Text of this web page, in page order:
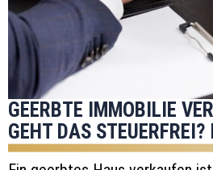
GEERBTE IMMOBILIE
GEHT DAS